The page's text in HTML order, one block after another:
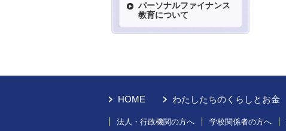
パーソナルファイナンス
教育について
HOME わたしたちのくらしとお金
法人・行政機関の方へ 学校関係者の方へ